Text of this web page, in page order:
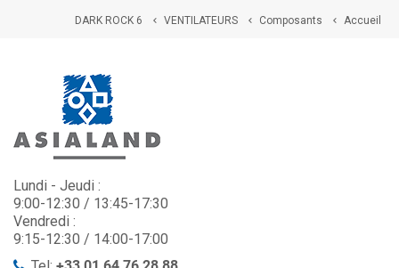
Accueil

Composants

VENTILATEURS

DARK ROCK 6
Lundi - Jeudi :
9:00-12:30 / 13:45-17:30
Vendredi :
9:15-12:30 / 14:00-17:00